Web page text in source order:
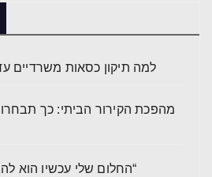
למה תיקון כסאות משרדיים
מהפכת הקירור הביתי: כך
“החלום שלי עכשיו הוא